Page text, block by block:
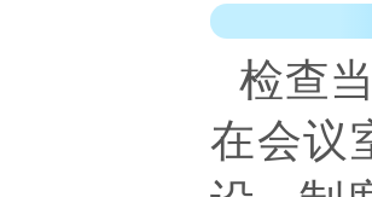
检查
在会议